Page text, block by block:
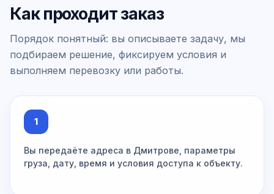
Как проходит заказ
Порядок понятный: вы описываете задачу, мы
подбираем решение, фиксируем условия и
выполняем перевозку или работы.
1
Вы передаёте адреса в Дмитрове, параметры
груза, дату, время и условия доступа к объекту.